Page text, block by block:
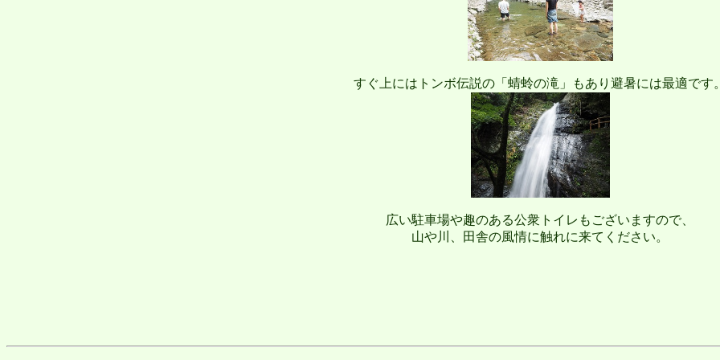
すぐ上にはトンボ伝説の「蜻蛉の滝」もあり避暑には最適です
広い駐車場や趣のある公衆トイレもございますので、
山や川、田舎の風情に触れに来てください。